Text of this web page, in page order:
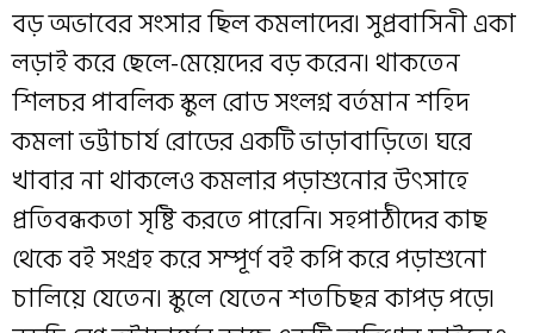
বড় অভাবের সংসার ছিল কমলাদের৷ সুপ্রবাসিনী একা
লড়াই করে ছেলে-মেয়েদের বড় করেন৷ থাকতেন
শিলচর পাবলিক স্কুল রোড সংলগ্ন বর্তমান শহিদ
কমলা ভট্টাচার্য রোডের একটি ভাড়াবাড়িতে৷ ঘরে
খাবার না থাকলেও কমলার পড়াশুনোর উৎসাহে
প্রতিবন্ধকতা সৃষ্টি করতে পারেনি৷ সহপাঠীদের কাছ
থেকে বই সংগ্রহ করে সম্পূর্ণ বই কপি করে পড়াশুনো
চালিয়ে যেতেন৷ স্কুলে যেতেন শতচিছন্ন কাপড় পড়ে৷